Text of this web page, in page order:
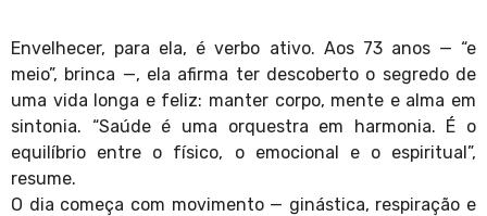
Envelhecer, para ela, é verbo ativo. Aos 73 anos — “e
meio”, brinca —, ela afirma ter descoberto o segredo de
uma vida longa e feliz: manter corpo, mente e alma em
sintonia. “Saúde é uma orquestra em harmonia. É o
equilíbrio entre o físico, o emocional e o espiritual”,
resume.
O dia começa com movimento — ginástica, respiração e